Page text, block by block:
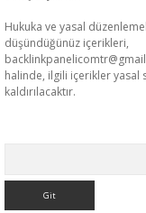
Hukuka ve yasal
düşündüğünüz içerikleri,
halinde, ilgili içerikler yasal
kaldırılacaktır.